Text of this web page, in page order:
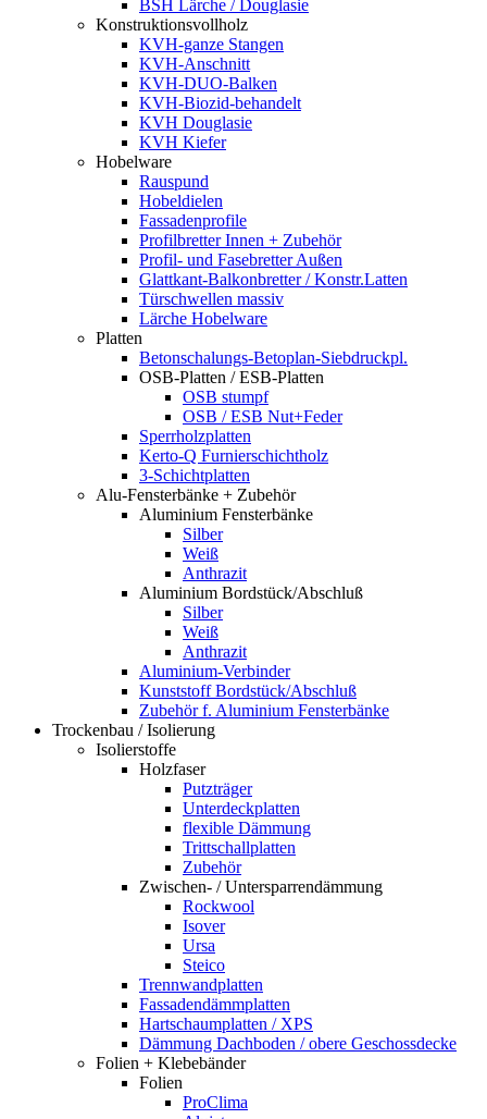
BSH Lärche / Douglasie
Konstruktionsvollholz
KVH-ganze Stangen
KVH-Anschnitt
KVH-DUO-Balken
KVH-Biozid-behandelt
KVH Douglasie
KVH Kiefer
Hobelware
Rauspund
Hobeldielen
Fassadenprofile
Profilbretter Innen + Zubehör
Profil- und Fasebretter Außen
Glattkant-Balkonbretter / Konstr.Latten
Türschwellen massiv
Lärche Hobelware
Platten
Betonschalungs-Betoplan-Siebdruckpl.
OSB-Platten / ESB-Platten
OSB stumpf
OSB / ESB Nut+Feder
Sperrholzplatten
Kerto-Q Furnierschichtholz
3-Schichtplatten
Alu-Fensterbänke + Zubehör
Aluminium Fensterbänke
Silber
Weiß
Anthrazit
Aluminium Bordstück/Abschluß
Silber
Weiß
Anthrazit
Aluminium-Verbinder
Kunststoff Bordstück/Abschluß
Zubehör f. Aluminium Fensterbänke
Trockenbau / Isolierung
Isolierstoffe
Holzfaser
Putzträger
Unterdeckplatten
flexible Dämmung
Trittschallplatten
Zubehör
Zwischen- / Untersparrendämmung
Rockwool
Isover
Ursa
Steico
Trennwandplatten
Fassadendämmplatten
Hartschaumplatten / XPS
Dämmung Dachboden / obere Geschossdecke
Folien + Klebebänder
Folien
ProClima